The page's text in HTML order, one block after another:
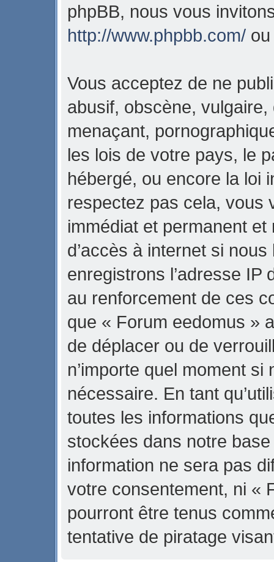
phpBB, nous vous
http://www.phpbb.com/
Vous acceptez de ne
abusif, obscène,
menaçant,
les lois de votre pays, le
hébergé, ou encore la loi
respectez pas cela, vous
immédiat et permanent
d’accès à internet si
enregistrons l’adresse IP
au renforcement de ces
que « Forum eedomus »
de déplacer ou de
n’importe quel moment
nécessaire. En tant
toutes les informations
stockées dans notre
information ne sera pas
votre consentement, ni «
pourront être tenus
tentative de piratage